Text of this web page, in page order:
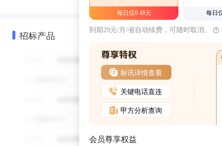
招标产品
每日仅0.48元 每日
到期29元/月/省自动续费，可随时取消。
标讯详情查看
关键电话直连
甲方分析查询
会员尊享权益